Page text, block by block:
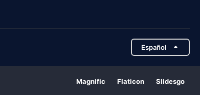
Español
Magnific Flaticon Slidesgo